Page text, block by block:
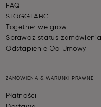
FAQ
SLOGGI ABC
Together we grow
Sprawdź status zamówienia
Odstąpienie Od Umowy
ZAMÓWIENIA & WARUNKI PRAWNE
Płatności